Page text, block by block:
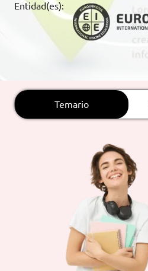
ARTÍCULOS
ORIENTACIÓN
CONTACTO ES
formacion@euroinnova.com
TRABAJA CON NOSOTROS
Entidad(es):
Temario